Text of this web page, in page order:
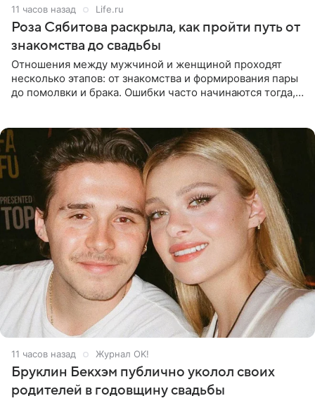
11 часов назад Life.ru
Роза Сябитова раскрыла, как пройти путь от
знакомства до свадьбы
Отношения между мужчиной и женщиной проходят
несколько этапов: от знакомства и формирования пары
до помолвки и брака. Ошибки часто начинаются тогда,
11 часов назад Журнал OK!
Бруклин Бекхэм публично уколол своих
родителей в годовщину свадьбы